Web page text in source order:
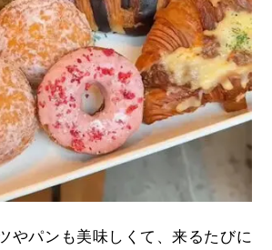
やパンも美味しくて、来るたびに